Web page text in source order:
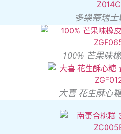
多樂蒂瑞士
100% 芒果味
大喜 花生酥心